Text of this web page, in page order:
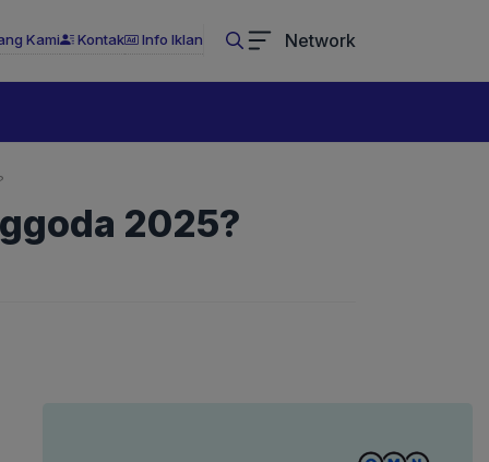
Kami Kontak Info Iklan Network
2025?